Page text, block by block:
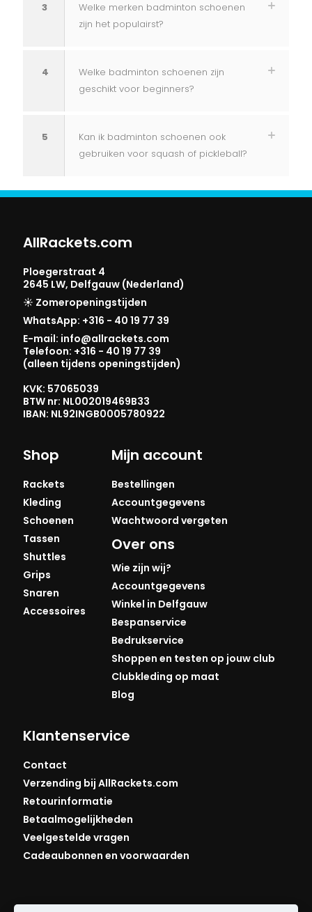
3
Welke merken badminton schoenen
zijn het populairst?
4
Welke badminton schoenen zijn
geschikt voor beginners?
5
Kan ik badminton schoenen ook
gebruiken voor squash of pickleball?
AllRackets.com
Ploegerstraat 4
2645 LW, Delfgauw (Nederland)
☀️ Zomeropeningstijden
WhatsApp: +316 - 40 19 77 39
E-mail: info@allrackets.com
Telefoon: +316 - 40 19 77 39
(alleen tijdens openingstijden)
KVK: 57065039
BTW nr: NL002019469B33
IBAN: NL92INGB0005780922
Shop
Rackets
Kleding
Schoenen
Tassen
Shuttles
Grips
Snaren
Accessoires
Mijn account
Bestellingen
Accountgegevens
Wachtwoord vergeten
Over ons
Wie zijn wij?
Accountgegevens
Winkel in Delfgauw
Bespanservice
Bedrukservice
Shoppen en testen op jouw club
Clubkleding op maat
Blog
Klantenservice
Contact
Verzending bij AllRackets.com
Retourinformatie
Betaalmogelijkheden
Veelgestelde vragen
Cadeaubonnen en voorwaarden